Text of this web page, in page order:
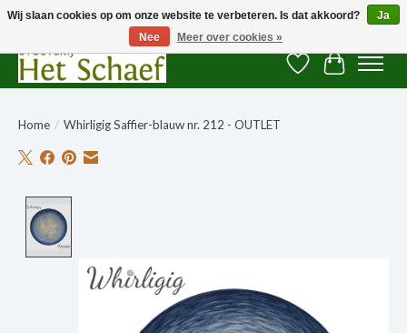
Verlanglijst
Home / Whirligig Saffier-blauw nr. 212 - OUTLET
Wij slaan cookies op om onze website te verbeteren. Is dat akkoord?
Ja
Nee
Meer over cookies »